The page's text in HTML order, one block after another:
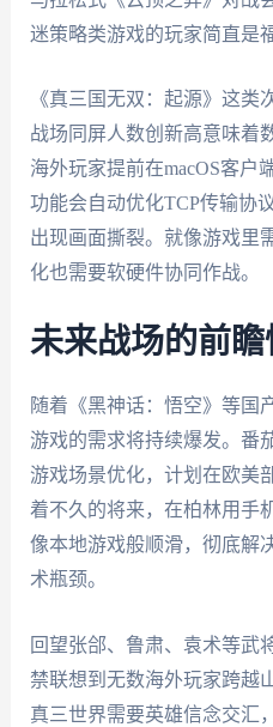
迷策略类游戏的玩家简直是
《真三国无双：起源》这类
战场同屏人数创新高意味着
海外玩家提前在macOS客户
功能会自动优化TCP传输协
出现画面撕裂。就像游戏里
化也需要软硬件协同作战。
未来战场的前瞻
随着《黑神话：悟空》等国
游戏的需求将持续爆发。番
游戏场景优化，计划在欧美
着不久的将来，在柏林用手
像本地游戏般顺滑，彻底解
术瓶颈。
回望张郃、鲁肃、袁术等武
禁联想到无数海外玩家跨越
真三世界需要英雄信念交汇